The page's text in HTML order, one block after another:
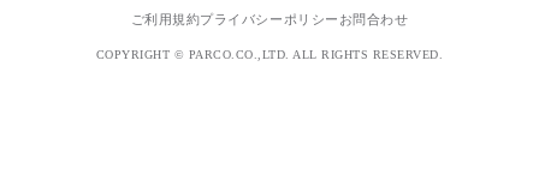
ご利用規約プライバシーポリシー お問合わせ
COPYRIGHT © PARCO.CO.,LTD. ALL RIGHTS RESERVED.